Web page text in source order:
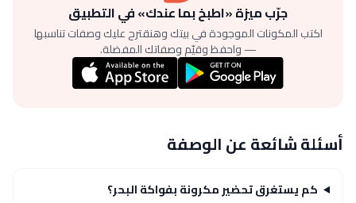
جرّب ميزة «اطبخ بما عندك» في التطبيق
اكتب المكونات الموجودة في بيتك وهنقترح عليك وصفات تناسبها
— واحفظ وقيّم وصفاتك المفضلة.
أسئلة شائعة عن الوصفة
كم يستغرق تحضير مكرونة بفواكة البحر؟